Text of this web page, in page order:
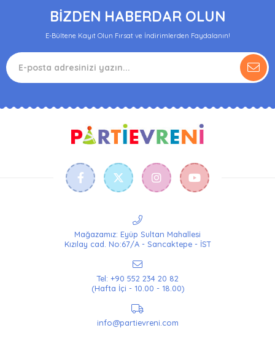
BİZDEN HABERDAR OLUN
E-Bültene Kayıt Olun Fırsat ve İndirimlerden Faydalanın!
Mağazamız: Eyüp Sultan Mahallesi
Kızılay cad. No:67/A - Sancaktepe - İST
Tel: +90 552 234 20 82
(Hafta İçi - 10.00 - 18.00)
info@partievreni.com